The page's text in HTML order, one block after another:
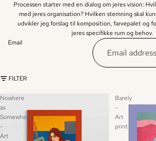
Processen starter med en dialog om jeres vision:
med jeres organisation? Hvilken stemning skal
udvikler jeg forslag til komposition, farvepalet og
jeres specifikke rum og behov.
Email
FILTER
Nowhere
as
Somewhere
-
Art
Barely
-
Art
print